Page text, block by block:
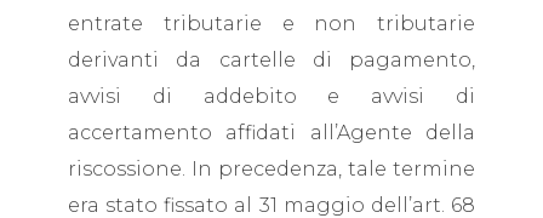
entrate tributarie e non tributarie
derivanti da cartelle di pagamento,
avvisi di addebito e avvisi di
accertamento affidati all’Agente della
riscossione. In precedenza, tale termine
era stato fissato al 31 maggio dell’art. 68